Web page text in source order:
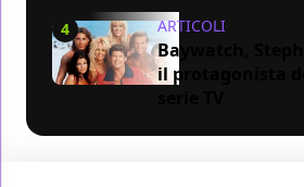
4 ARTICOLI
Baywatch,
il protagonista